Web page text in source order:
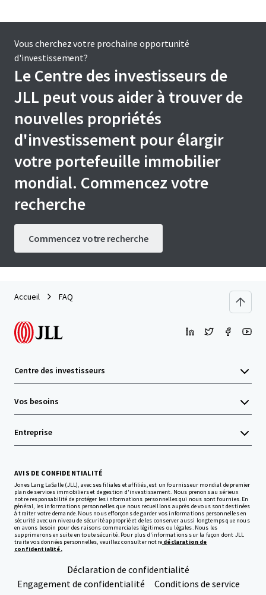
Vous cherchez votre prochaine opportunité
d'investissement?
Le Centre des investisseurs de
JLL peut vous aider à trouver de
nouvelles propriétés
d'investissement pour élargir
votre portefeuille immobilier
mondial. Commencez votre
recherche
Commencez votre recherche
Accueil FAQ
Centre des investisseurs
Vos besoins
Entreprise
AVIS DE CONFIDENTIALITÉ
Jones Lang LaSalle (JLL), avec ses filiales et affiliés, est un fournisseur mondial de premier
plan de services immobiliers et de gestion d'investissement. Nous prenons au sérieux
notre responsabilité de protéger les informations personnelles qui nous sont fournies. En
général, les informations personnelles que nous recueillons auprès de vous sont destinées
à traiter votre demande. Nous nous efforçons de garder vos informations personnelles en
sécurité avec un niveau de sécurité approprié et de les conserver aussi longtemps que nous
en avons besoin pour des raisons commerciales légitimes ou légales. Nous les
supprimerons ensuite en toute sécurité. Pour plus d'informations sur la façon dont JLL
traite vos données personnelles, veuillez consulter notredéclaration de
confidentialité.
Déclaration de confidentialité
Engagement de confidentialité
Conditions de service